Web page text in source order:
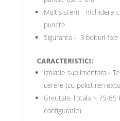
Multisistem - Inchidere
puncte
Siguranta - 3 bolturi fixe
CARACTERISTICI:
Izolatie suplimentara -
cerere (cu polistiren
Greutate Totala ~ 75-85
configuratie)